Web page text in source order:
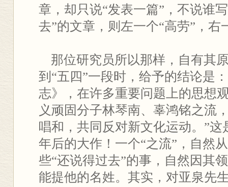
章，却只说“发表一篇”，不说谁
去”的文章，则左一个“高劳”，右
那位研究员所以那样，自有其
到“五四”一段时，给予的结论是
志》，在许多重要问题上的思想
义顽固分子林琴南、辜鸿铭之流
唱和，共同反对新文化运动。”这
年后的大作！一个“之流”，自然
些“还说得过去”的事，自然因其
能提他的名姓。其实，对亚泉先